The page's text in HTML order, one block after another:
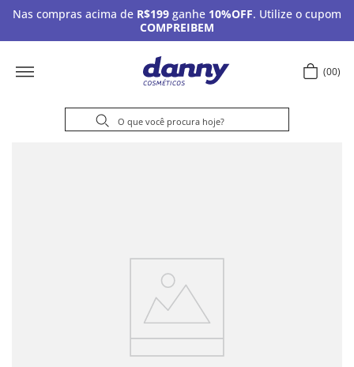
Nas compras acima de R$199 ganhe 10%OFF. Utilize o cupom
COMPREIBEM
00